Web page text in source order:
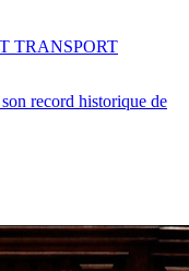
record historique de
TRANSPORT